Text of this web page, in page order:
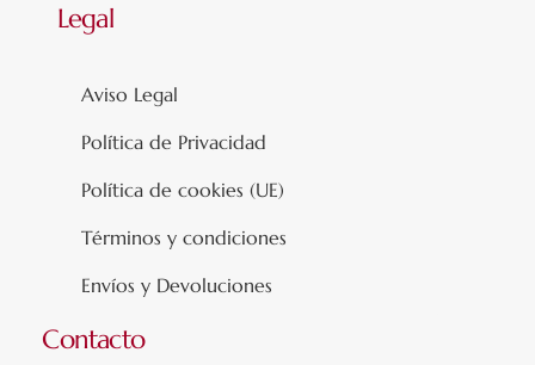
Legal
Aviso Legal
Política de Privacidad
Política de cookies (UE)
Términos y condiciones
Envíos y Devoluciones
Contacto